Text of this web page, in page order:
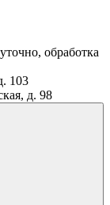
обработка
103
д. 98